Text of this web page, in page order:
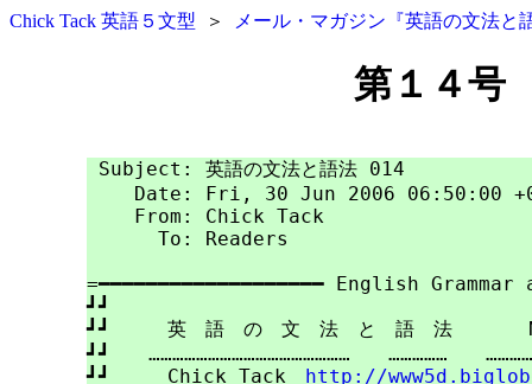
Chick Tack 英語５文型 ＞ メール・マガジン『英語の文法と
第１４号
Subject: 英語の文法と語法 014
Date: Fri, 30 Jun 2006 06:50:00
    From: Chick Tack
      To: Readers
=━━━━━━━━━━━━━━━━━━━ English Grammar
┛┛
┛┛　　　英　語　の　文　法　と　語　法　　　
┛┛　　……………………………………………　　……………　　
┛┛　　　Chick Tack http://